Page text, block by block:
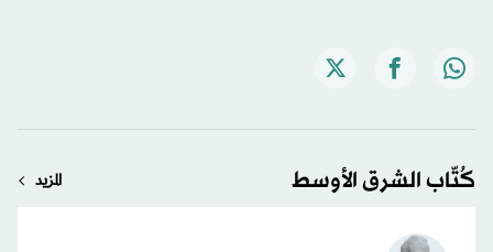
كُتّاب الشرق الأوسط المزيد